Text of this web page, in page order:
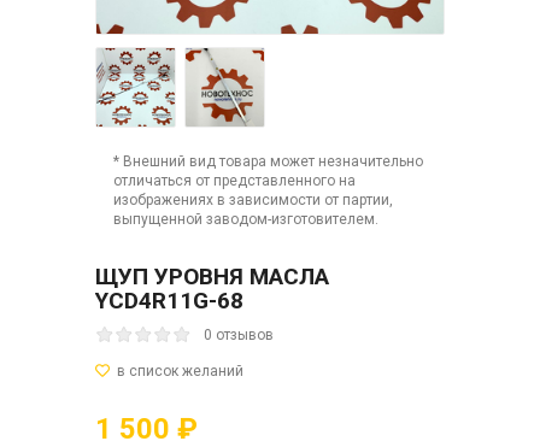
* Внешний вид товара может незначительно
отличаться от представленного на
изображениях в зависимости от партии,
выпущенной заводом-изготовителем.
ЩУП УРОВНЯ МАСЛА
YCD4R11G-68
0 отзывов
1 500 ₽